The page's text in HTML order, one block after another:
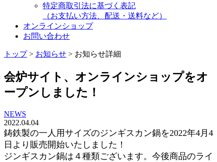
特定商取引法に基づく表記
（お支払い方法、配送・送料など）
オンラインショップ
お問い合わせ
トップ> お知らせ > お知らせ詳細
会炉サイト、オンラインショップをオ
ープンしました！
NEWS
2022.04.04
鋳鉄製の一人用サイズのジンギスカン鍋を2022年4月4
日より販売開始いたしました！
ジンギスカン鍋は４種類ございます。今後商品のライ